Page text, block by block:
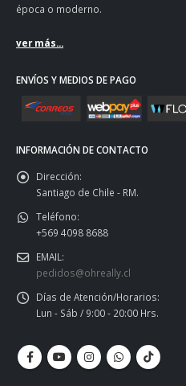
época o moderno.
ver más...
ENVÍOS Y MEDIOS DE PAGO
INFORMACIÓN DE CONTACTO
Dirección:
Santiago de Chile - RM.
Teléfono:
+569 4098 8688
EMAIL:
pedidos@ohreally.cl
Días de Atención/Horarios:
Lun - Sáb / 9:00 - 20:00 Hrs.